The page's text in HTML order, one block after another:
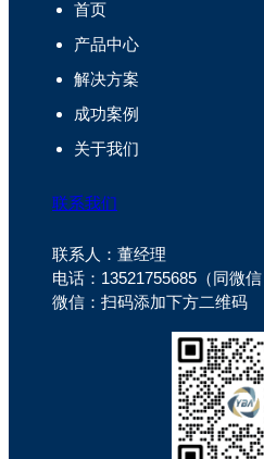
首页
产品中心
解决方案
成功案例
关于我们
联系我们
联系人：董经理
电话：13521755685（同微信
微信：扫码添加下方二维码